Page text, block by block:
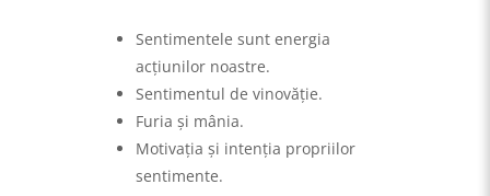
Sentimentele sunt energia
acțiunilor noastre.
Sentimentul de vinovăție.
Furia și mânia.
Motivația și intenția propriilor
sentimente.